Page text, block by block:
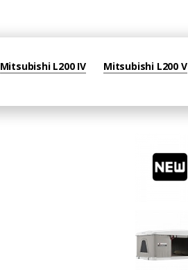
Mitsubishi L200 IV Mitsubishi L200 V